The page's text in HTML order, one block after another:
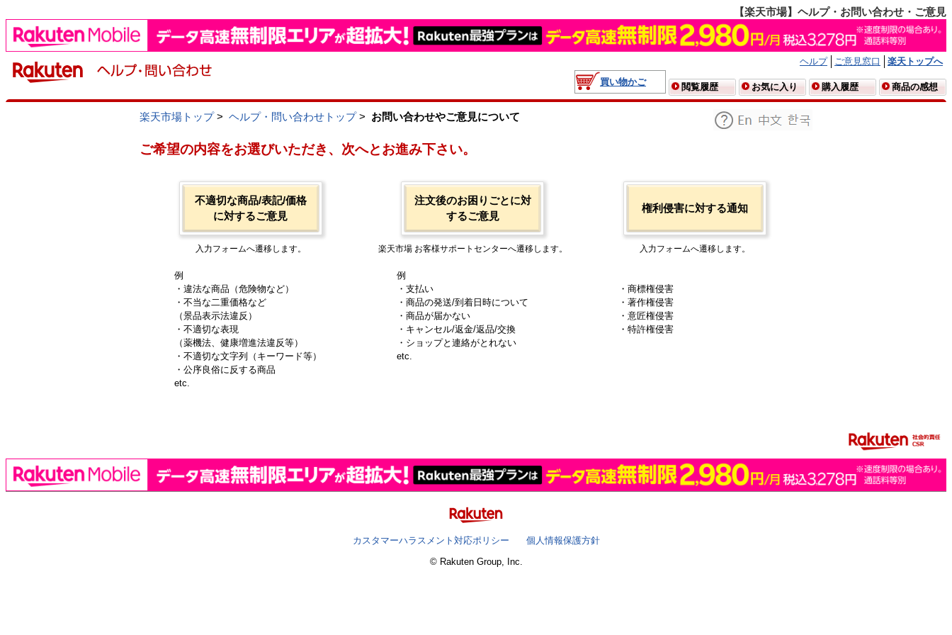
【楽天市場】ヘルプ・お問い合わせ・ご意見
ヘルプ ご意見窓口
楽天トップへ
買い物かご
閲覧履歴 お気に入り 購入履歴 商品の感想
楽天市場トップ> ヘルプ・問い合わせトップ> お問い合わせやご意見について
ご希望の内容をお選びいただき、次へとお進み下さい。
不適切な商品/表記/価格
に対するご意見
入力フォームへ遷移します。
例
・違法な商品（危険物など）
・不当な二重価格など
（景品表示法違反）
・不適切な表現
（薬機法、健康増進法違反等）
・不適切な文字列（キーワード等）
・公序良俗に反する商品
etc.
注文後のお困りごとに対
するご意見
楽天市場 お客様サポートセンターへ遷移します。
例
・支払い
・商品の発送/到着日時について
・商品が届かない
・キャンセル/返金/返品/交換
・ショップと連絡がとれない
etc.
権利侵害に対する通知
入力フォームへ遷移します。
・商標権侵害
・著作権侵害
・意匠権侵害
・特許権侵害
カスタマーハラスメント対応ポリシー
個人情報保護方針
© Rakuten Group, Inc.